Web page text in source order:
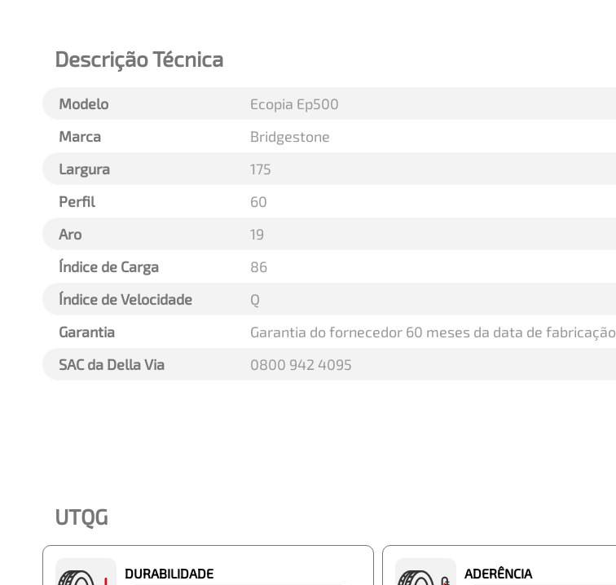
Descrição Técnica
Modelo
Ecopia Ep500
Marca
Bridgestone
Largura
175
Perfil
60
Aro
19
Índice de Carga
86
Índice de Velocidade
Q
Garantia
Garantia do fornecedor 60 meses da data de fabricação
SAC da Della Via
0800 942 4095
UTQG
DURABILIDADE ADERÊNCIA